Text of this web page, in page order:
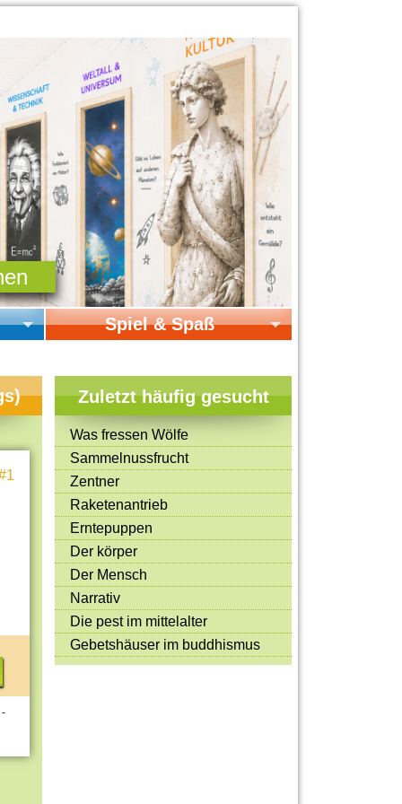
Spiel & Spaß
Online-Spiele
Mitmachen & Kreatives
Bücher & Filme
Quiz-Spiele
Spiele & Ideen
Jugendreporter
Rezeptideen
Game-Tests
Reisen, Events & Sport
E-Cards
-
Zuletzt häufig gesucht
Was fressen Wölfe
Sammelnussfrucht
Zentner
Raketenantrieb
Erntepuppen
Der körper
Der Mensch
Narrativ
Die pest im mittelalter
Gebetshäuser im buddhismus